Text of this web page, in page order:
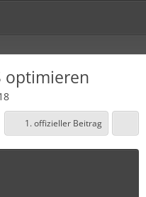
optimieren
1. offizieller Beitrag